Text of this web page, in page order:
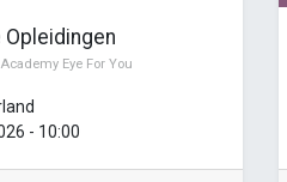
Eye For You
- 10:00